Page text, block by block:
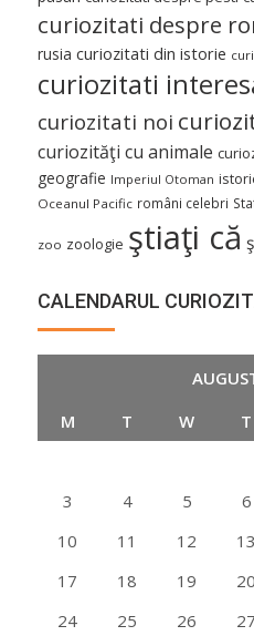
curiozitati despre
rusia curiozitati din istorie
curiozitati
curiozitati noi
curiozităţi cu animale
geografie Imperiul Otoman
Oceanul Pacific români celebri
zoo zoologie ştiaţi că
CALENDARUL
M
T W T
3
4 5 6
10
11 12 13
17
18 19 20
24
25 26 27